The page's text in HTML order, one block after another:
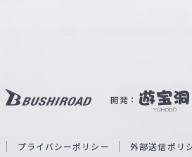
開発：
プライバシーポリシー 外部送信ポリ